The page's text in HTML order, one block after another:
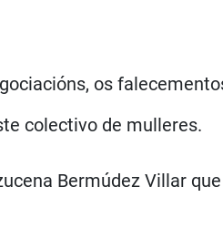
os
colectivo de mulleres.
Bermúdez Villar